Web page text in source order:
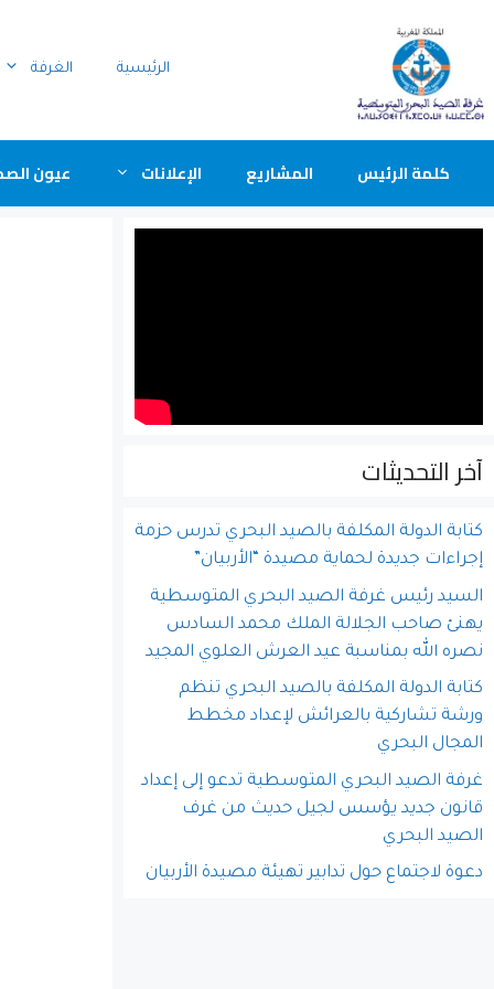
الرئيسية الغرفة
كلمة الرئيس المشاريع الإعلانات عيون
آخر التحديثات
كتابة الدولة المكلفة بالصيد البحري تدرس حزمة
إجراءات جديدة لحماية مصيدة “الأربيان”
السيد رئيس غرفة الصيد البحري المتوسطية
يهنئ صاحب الجلالة الملك محمد السادس
نصره الله بمناسبة عيد العرش العلوي المجيد
كتابة الدولة المكلفة بالصيد البحري تنظم
ورشة تشاركية بالعرائش لإعداد مخطط
المجال البحري
غرفة الصيد البحري المتوسطية تدعو إلى إعداد
قانون جديد يؤسس لجيل حديث من غرف
الصيد البحري
دعوة لاجتماع حول تدابير تهيئة مصيدة الأربيان